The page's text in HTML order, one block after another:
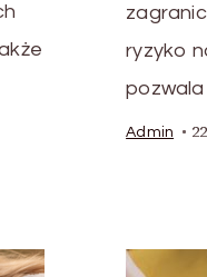
ryzyko
Admin